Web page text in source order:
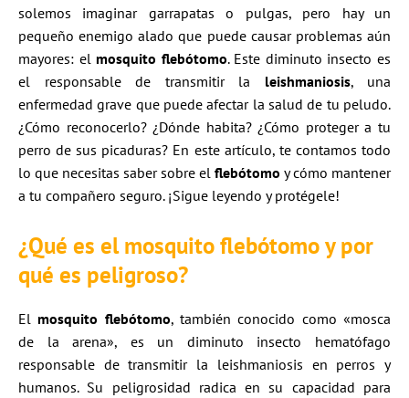
solemos imaginar garrapatas o pulgas, pero hay un
pequeño enemigo alado que puede causar problemas aún
mayores: elmosquito flebótomo. Este diminuto insecto es
el responsable de transmitir la leishmaniosis, una
enfermedad grave que puede afectar la salud de tu peludo.
¿Cómo reconocerlo? ¿Dónde habita? ¿Cómo proteger a tu
perro de sus picaduras? En este artículo, te contamos todo
lo que necesitas saber sobre el flebótomo y cómo mantener
a tu compañero seguro. ¡Sigue leyendo y protégele!
¿Qué es el mosquito flebótomo y por
qué es peligroso?
Elmosquito flebótomo, también conocido como «mosca
de la arena», es un diminuto insecto hematófago
responsable de transmitir la leishmaniosis en perros y
humanos. Su peligrosidad radica en su capacidad para